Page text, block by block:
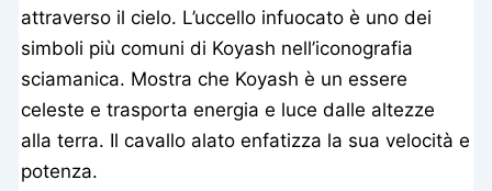
attraverso il cielo. L’uccello infuocato è uno dei
simboli più comuni di Koyash nell’iconografia
sciamanica. Mostra che Koyash è un essere
celeste e trasporta energia e luce dalle altezze
alla terra. Il cavallo alato enfatizza la sua velocità e
potenza.